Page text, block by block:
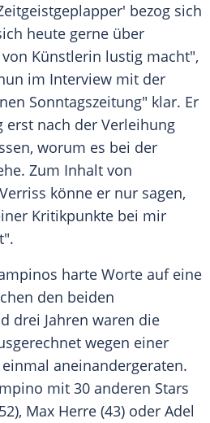
' bezog sich
heute gerne über
Künstlerin lustig macht",
im Interview mit der
Sonntagszeitung" klar. Er
erst nach der Verleihung
worum es bei der
Zum Inhalt von
könne er nur sagen,
Kritikpunkte bei mir
harte Worte auf eine
den beiden
drei Jahren waren die
wegen einer
aneinandergeraten.
mit 30 anderen Stars
Max Herre (43) oder Adel